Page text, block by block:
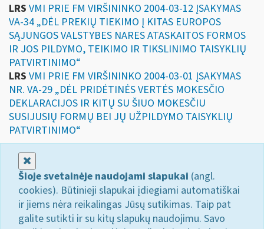
LRS VMI PRIE FM VIRŠININKO 2004-03-12 ĮSAKYMAS
VA-34 „DĖL PREKIŲ TIEKIMO Į KITAS EUROPOS
SĄJUNGOS VALSTYBES NARES ATASKAITOS FORMOS
IR JOS PILDYMO, TEIKIMO IR TIKSLINIMO TAISYKLIŲ
PATVIRTINIMO“
LRS VMI PRIE FM VIRŠININKO 2004-03-01 ĮSAKYMAS
NR. VA-29 „DĖL PRIDĖTINĖS VERTĖS MOKESČIO
DEKLARACIJOS IR KITŲ SU ŠIUO MOKESČIU
SUSIJUSIŲ FORMŲ BEI JŲ UŽPILDYMO TAISYKLIŲ
PATVIRTINIMO“
Šioje svetainėje naudojami slapukai (angl.
cookies). Būtinieji slapukai įdiegiami automatiškai
ir jiems nėra reikalingas Jūsų sutikimas. Taip pat
galite sutikti ir su kitų slapukų naudojimu. Savo